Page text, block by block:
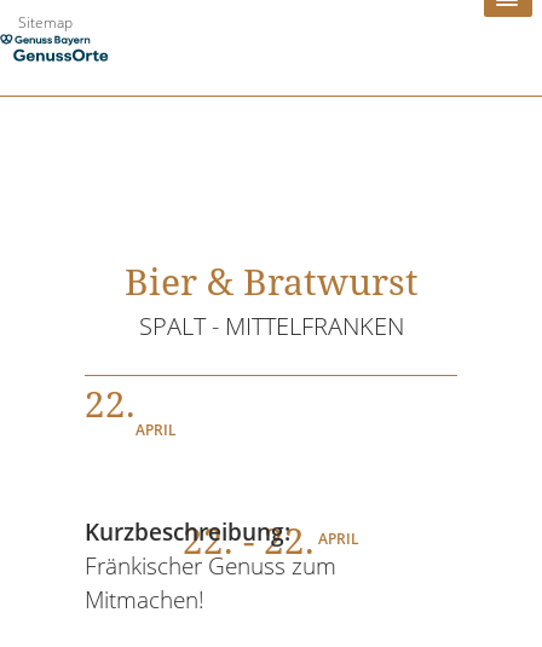
Zum
Inhalt
Sitemap
Bier & Bratwurst
SPALT - MITTELFRANKEN
22.
APRIL
22. - 22. APRIL
Kurzbeschreibung:
Fränkischer Genuss zum
Mitmachen!